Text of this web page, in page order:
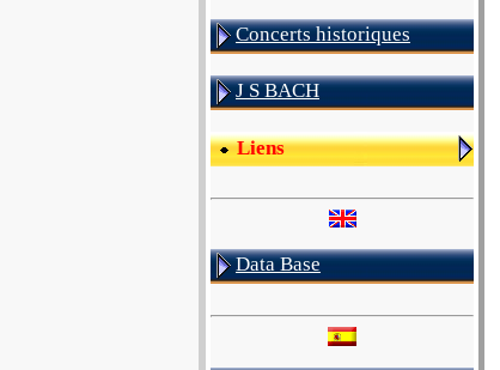
Concerts historiques
J S BACH
Liens
Data Base